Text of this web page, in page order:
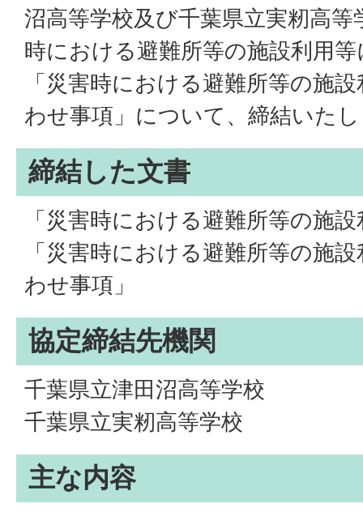
沼高等学校及び千葉県立実籾高
時における避難所等の施設利用
「災害時における避難所等の施
わせ事項」について、締結いた
締結した文書
「災害時における避難所等の施
「災害時における避難所等の施
わせ事項」
協定締結先機関
千葉県立津田沼高等学校
千葉県立実籾高等学校
主な内容